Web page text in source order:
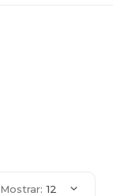
Mostrar: 12